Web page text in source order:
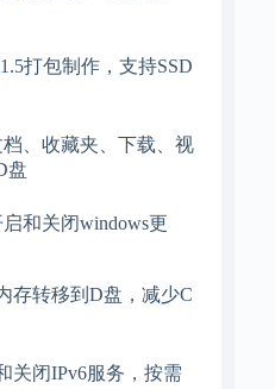
打包制作，支持SSD
、收藏夹、下载、视
盘
和关闭windows更
转移到D盘，减少C
闭IPv6服务，按需